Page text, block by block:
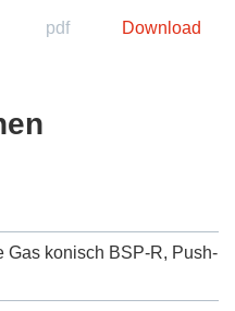
pdf Download
Gas konisch BSP-R, Push-